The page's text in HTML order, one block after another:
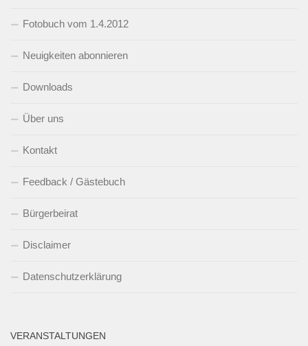
Fotobuch vom 1.4.2012
Neuigkeiten abonnieren
Downloads
Über uns
Kontakt
Feedback / Gästebuch
Bürgerbeirat
Disclaimer
Datenschutzerklärung
VERANSTALTUNGEN